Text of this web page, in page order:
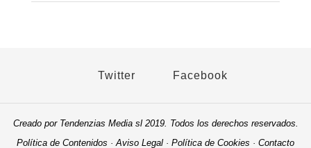
Twitter Facebook
Creado por Tendenzias Media sl 2019. Todos los derechos reservados.
Política de Contenidos ·Aviso Legal · Política de Cookies · Contacto